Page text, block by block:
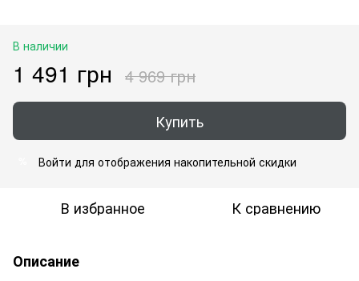
В наличии
1 491 грн 4 969 грн
Купить
Войти для отображения накопительной скидки
В избранное К сравнению
Описание